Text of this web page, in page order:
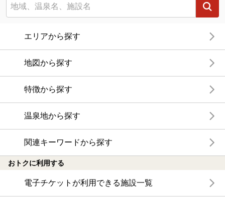
エリアから探す
地図から探す
特徴から探す
温泉地から探す
関連キーワードから探す
おトクに利用する
電子チケットが利用できる施設一覧